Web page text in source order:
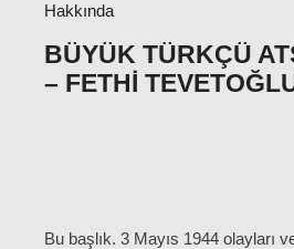
Hakkında
BÜYÜK TÜRKÇÜ
– FETHI
Bu başlık. 3 Mayıs 1944 olayları